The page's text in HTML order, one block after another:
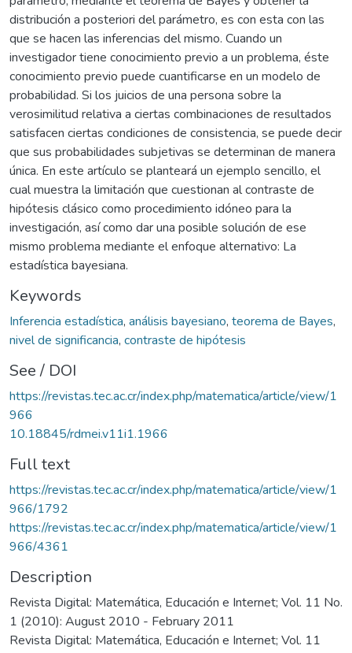
distribución a posteriori del parámetro, es con esta con las
que se hacen las inferencias del mismo. Cuando un
investigador tiene conocimiento previo a un problema, éste
conocimiento previo puede cuantificarse en un modelo de
probabilidad. Si los juicios de una persona sobre la
verosimilitud relativa a ciertas combinaciones de resultados
satisfacen ciertas condiciones de consistencia, se puede decir
que sus probabilidades subjetivas se determinan de manera
única. En este artículo se planteará un ejemplo sencillo, el
cual muestra la limitación que cuestionan al contraste de
hipótesis clásico como procedimiento idóneo para la
investigación, así como dar una posible solución de ese
mismo problema mediante el enfoque alternativo: La
estadística bayesiana.
Keywords
Inferencia estadística, análisis bayesiano, teorema de Bayes,
nivel de significancia, contraste de hipótesis
See / DOI
https://revistas.tec.ac.cr/index.php/matematica/article/view/1
966
10.18845/rdmei.v11i1.1966
Full text
https://revistas.tec.ac.cr/index.php/matematica/article/view/1
966/1792
https://revistas.tec.ac.cr/index.php/matematica/article/view/1
966/4361
Description
Revista Digital: Matemática, Educación e Internet; Vol. 11 No.
1 (2010): August 2010 - February 2011
Revista Digital: Matemática, Educación e Internet; Vol. 11